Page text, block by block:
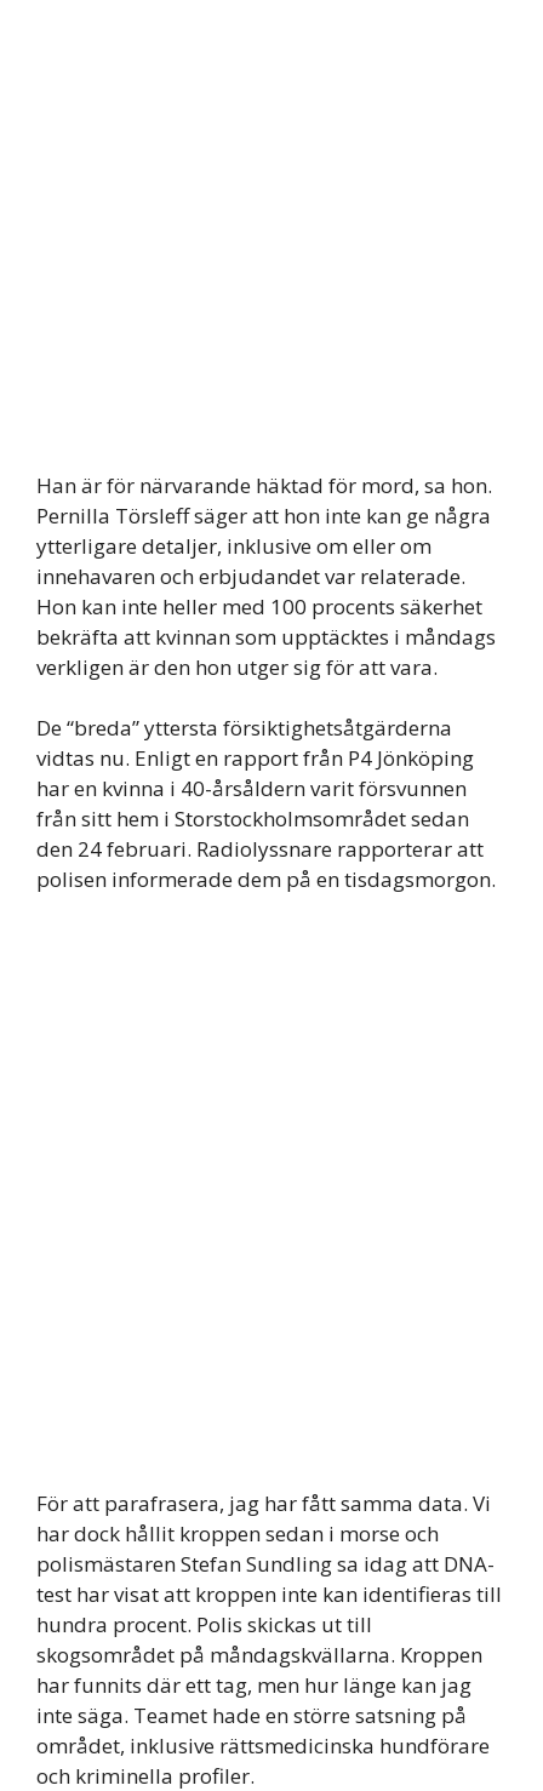
Han är för närvarande häktad för mord, sa hon.
Pernilla Törsleff säger att hon inte kan ge några
ytterligare detaljer, inklusive om eller om
innehavaren och erbjudandet var relaterade.
Hon kan inte heller med 100 procents säkerhet
bekräfta att kvinnan som upptäcktes i måndags
verkligen är den hon utger sig för att vara.
De “breda” yttersta försiktighetsåtgärderna
vidtas nu. Enligt en rapport från P4 Jönköping
har en kvinna i 40-årsåldern varit försvunnen
från sitt hem i Storstockholmsområdet sedan
den 24 februari. Radiolyssnare rapporterar att
polisen informerade dem på en tisdagsmorgon.
För att parafrasera, jag har fått samma data. Vi
har dock hållit kroppen sedan i morse och
polismästaren Stefan Sundling sa idag att DNA-
test har visat att kroppen inte kan identifieras till
hundra procent. Polis skickas ut till
skogsområdet på måndagskvällarna. Kroppen
har funnits där ett tag, men hur länge kan jag
inte säga. Teamet hade en större satsning på
området, inklusive rättsmedicinska hundförare
och kriminella profiler.